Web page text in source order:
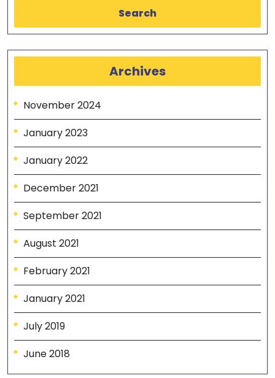
Search
Archives
November 2024
January 2023
January 2022
December 2021
September 2021
August 2021
February 2021
January 2021
July 2019
June 2018